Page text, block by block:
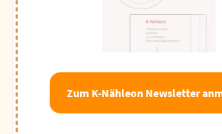
Zum K-Nähleon Newsletter